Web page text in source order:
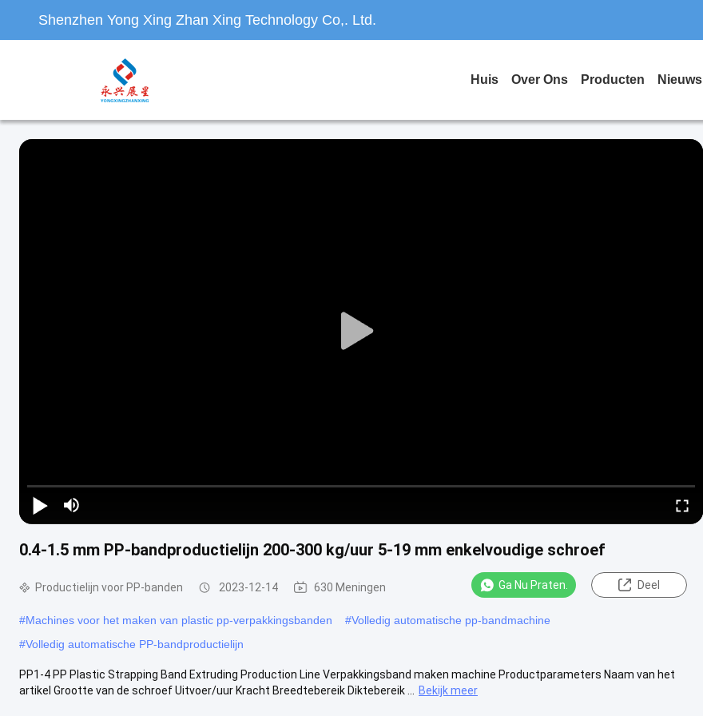
Shenzhen Yong Xing Zhan Xing Technology Co,. Ltd.
Huis Over Ons Producten Nieuws
0.4-1.5 mm PP-bandproductielijn 200-300 kg/uur 5-19 mm enkelvoudige schroef
Productielijn voor PP-banden 2023-12-14 630 Meningen Ga Nu Praten. Deel
#Machines voor het maken van plastic pp-verpakkingsbanden #Volledig automatische pp-bandmachine
#Volledig automatische PP-bandproductielijn
PP1-4 PP Plastic Strapping Band Extruding Production Line Verpakkingsband maken machine Productparameters Naam van het
artikel Grootte van de schroef Uitvoer/uur Kracht Breedtebereik Diktebereik ...
Bekijk meer